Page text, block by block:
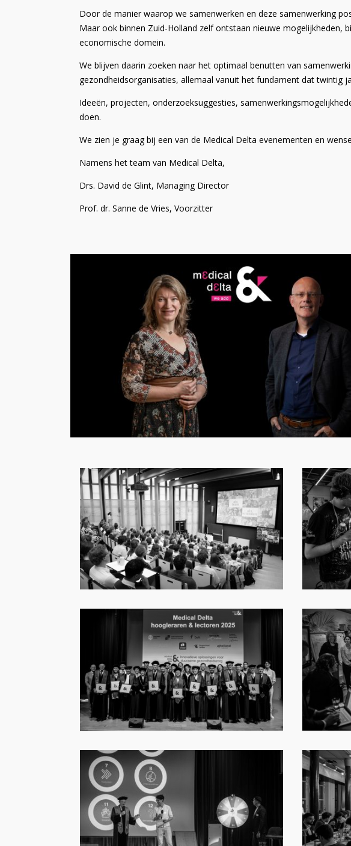
Door de manier waarop we samenwerken en deze samenwerking
Maar ook binnen Zuid-Holland zelf ontstaan nieuwe mogelijkheden,
economische domein.
We blijven daarin zoeken naar het optimaal benutten van
gezondheidsorganisaties, allemaal vanuit het fundament dat twintig
Ideeën, projecten, onderzoeksuggesties,
doen.
We zien je graag bij een van de Medical Delta evenementen en
Namens het team van Medical Delta,
Drs. David de Glint, Managing Director
Prof. dr. Sanne de Vries, Voorzitter